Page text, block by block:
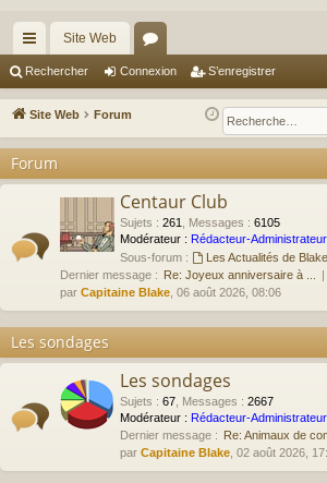
cc
ès
ra
pi
Site Web
or
u
m
Rechercher Connexion S’enregistrer
Site Web Forum
Forum
Centaur Club
Sujets : 261 Messages : 6105
Modérateur : Rédacteur-Administrateur
Sous-forum :
Les Actualités de
Dernier message : Re: Joyeux anniversaire à ...
par Capitaine Blake , 06 août 2026, 08:06
Les sondages
Les sondages
Sujets : 67 Messages : 2667
Modérateur : Rédacteur-Administrateur
Dernier message : Re: Animaux de
par Capitaine Blake , 02 août 2026,